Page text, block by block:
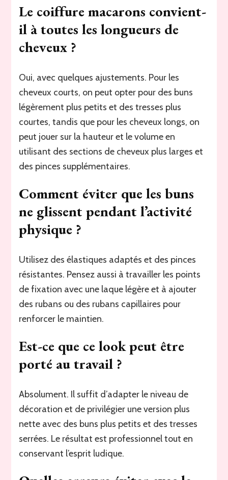
Le coiffure macarons convient-
il à toutes les longueurs de
cheveux ?
Oui, avec quelques ajustements. Pour les
cheveux courts, on peut opter pour des buns
légèrement plus petits et des tresses plus
courtes, tandis que pour les cheveux longs, on
peut jouer sur la hauteur et le volume en
utilisant des sections de cheveux plus larges et
des pinces supplémentaires.
Comment éviter que les buns
ne glissent pendant l’activité
physique ?
Utilisez des élastiques adaptés et des pinces
résistantes. Pensez aussi à travailler les points
de fixation avec une laque légère et à ajouter
des rubans ou des rubans capillaires pour
renforcer le maintien.
Est-ce que ce look peut être
porté au travail ?
Absolument. Il suffit d’adapter le niveau de
décoration et de privilégier une version plus
nette avec des buns plus petits et des tresses
serrées. Le résultat est professionnel tout en
conservant l’esprit ludique.